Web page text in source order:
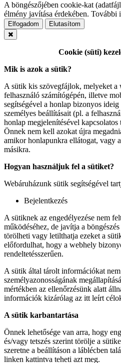
A böngészőjében cookie-kat
élmény javítása érdekében. További
Elfogadom Elutasítom
Cookie (süti)
Mik is azok a sütik?
A sütik kis szövegfájlok, melyeket a
felhasználó számítógépén, illetve
segítségével a honlap bizonyos
személyes beállításait (pl. a
honlap megjelenítésével
Önnek nem kell azokat újra
amikor honlapunkra ellátogat, vagy
másikra.
Hogyan használjuk fel a sütiket?
Webáruházunk sütik segítségével
Bejelentkezés
A sütiknek az engedélyezése nem
működéséhez, de javítja a
törölheti vagy letilthatja ezeket a
előfordulhat, hogy a webhely
rendeltetésszerűen.
A sütik által tárolt információkat
személyazonosságának
mértékben az ellenőrzésünk alatt
információk kizárólag az itt leírt
A sütik karbantartása
Önnek lehetősége van arra, hogy
és/vagy tetszés szerint törölje a
szeretne a beállításon a láblécben
linken kattintva teheti azt meg.